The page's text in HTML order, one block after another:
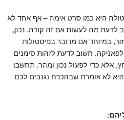
היא כמו סרט אימה – אף אחד לא
לדעת מה לעשות אם זה קורה. נכון,
במיוחד אם מדובר בפיסטולות
חשוב לדעת לזהות סימנים
אלא כדי לפעול נכון ומהר. תחשבו
לא אומרת שבהכרח נגנבים לכם